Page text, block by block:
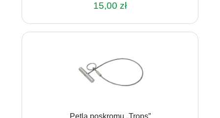
15,00 zł
Pętla poskromu „Trops”